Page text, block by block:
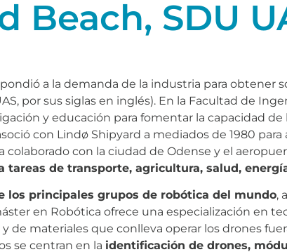
Beach, SDU
a la demanda de la industria para obtener
por sus siglas en inglés). En la Facultad de
y educación para fomentar la capacidad de
con Lindø Shipyard a mediados de 1980
con la ciudad de Odense y el
tareas de transporte, agricultura, salud,
los principales grupos de robótica del mundo,
en Robótica ofrece una especialización en
de materiales que conlleva operar los drones
se centran en la identificación de drones,